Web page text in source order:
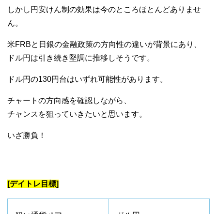
しかし円安けん制の効果は今のところほとんどありませ
ん。
米FRBと日銀の金融政策の方向性の違いが背景にあり、
ドル円は引き続き堅調に推移しそうです。
ドル円の130円台はいずれ可能性があります。
チャートの方向感を確認しながら、
チャンスを狙っていきたいと思います。
いざ勝負！
[デイトレ目標]